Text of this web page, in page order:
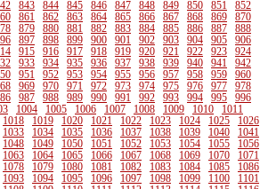
843 844 845 846 847 848 849 850 851
852
861 862 863 864 865 866 867 868 869
870
879 880 881 882 883 884 885 886 887
888
897 898 899 900 901 902 903 904 905
906
915 916 917 918 919 920 921 922 923
924
933 934 935 936 937 938 939 940 941
942
951 952 953 954 955 956 957 958 959
960
969 970 971 972 973 974 975 976 977
978
987 988 989 990 991 992 993 994 995
996
1004 1005 1006 1007 1008 1009 1010
1011
1018 1019 1020 1021 1022 1023 1024 1025
1026
1033 1034 1035 1036 1037 1038 1039 1040
1041
1048 1049 1050 1051 1052 1053 1054 1055
1056
1063 1064 1065 1066 1067 1068 1069 1070
1071
1078 1079 1080 1081 1082 1083 1084 1085
1086
1093 1094 1095 1096 1097 1098 1099 1100
1101